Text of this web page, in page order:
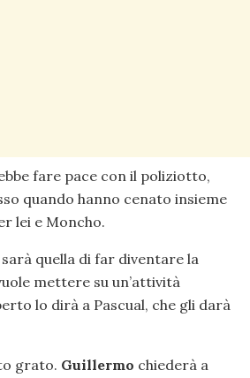
fare pace con il poliziotto,
quando hanno cenato insieme
lei e Moncho.
sarà quella di far diventare la
mettere su un’attività
lo dirà a Pascual, che gli darà
grato. Guillermo chiederà a